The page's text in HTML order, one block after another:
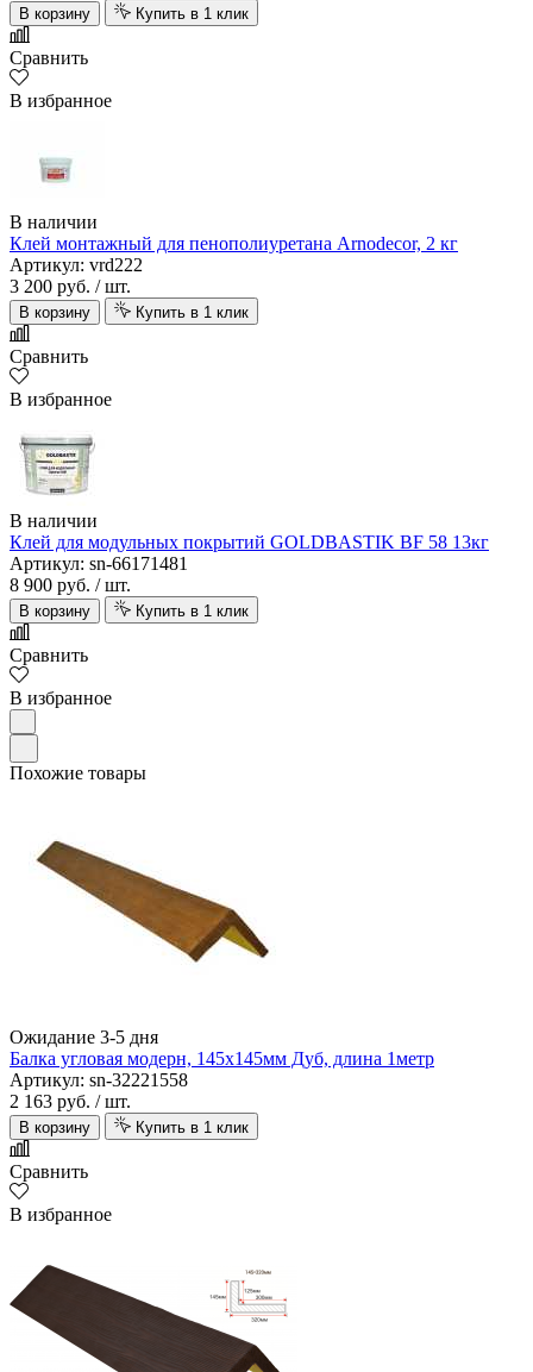
В корзину Купить в 1 клик
Сравнить
В избранное
В наличии
Клей монтажный для пенополиуретана Arnodecor, 2 кг
Артикул: vrd222
3 200 руб. / шт.
В корзину Купить в 1 клик
Сравнить
В избранное
В наличии
Клей для модульных покрытий GOLDBASTIK BF 58 13кг
Артикул: sn-66171481
8 900 руб. / шт.
В корзину Купить в 1 клик
Сравнить
В избранное
Похожие товары
Ожидание 3-5 дня
Балка угловая модерн, 145х145мм Дуб, длина 1метр
Артикул: sn-32221558
2 163 руб. / шт.
В корзину Купить в 1 клик
Сравнить
В избранное